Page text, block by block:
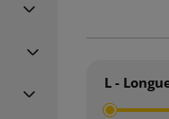
L -